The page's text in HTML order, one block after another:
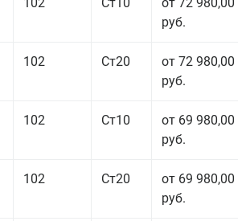
руб.
102 Ст20
от 72 980,00
руб.
102 Ст10
от 69 980,00
руб.
102 Ст20
от 69 980,00
руб.